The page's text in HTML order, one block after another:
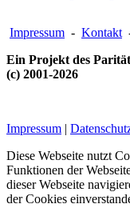
Impressum - Kontakt
Ein Projekt des
(c) 2001-2026
Impressum |
Diese Webseite nutzt
Funktionen der
dieser Webseite
der Cookies